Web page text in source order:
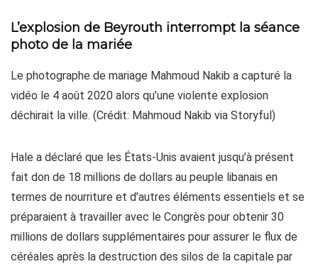
L’explosion de Beyrouth interrompt la séance
photo de la mariée
Le photographe de mariage Mahmoud Nakib a capturé la
vidéo le 4 août 2020 alors qu’une violente explosion
déchirait la ville. (Crédit: Mahmoud Nakib via Storyful)
Hale a déclaré que les États-Unis avaient jusqu’à présent
fait don de 18 millions de dollars au peuple libanais en
termes de nourriture et d’autres éléments essentiels et se
préparaient à travailler avec le Congrès pour obtenir 30
millions de dollars supplémentaires pour assurer le flux de
céréales après la destruction des silos de la capitale par